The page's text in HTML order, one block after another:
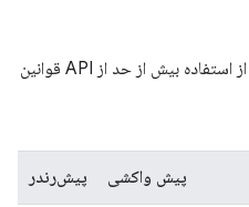
کروم محدودیت‌هایی برای جلوگیری از استفاده بیش از حد از API قوانین
پیش واکشی پیش‌رندر